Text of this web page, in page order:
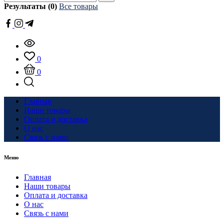
Результаты (0) Все товары
0
0
Главная
Наши товары
Оплата и доставка
О нас
Связь с нами
Меню
Главная
Наши товары
Оплата и доставка
О нас
Связь с нами